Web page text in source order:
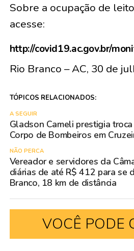
Sobre a ocupação de
acesse:
http://covid19.ac.gov.br/
Rio Branco – AC, 30 de
TÓPICOS RELACIONADOS:
A SEGUIR
Gladson Cameli prestigia
Corpo de Bombeiros em
NÃO PERCA
Vereador e servidores da
diárias de até R$ 412 para se
Branco, 18 km de distância
VOCÊ PODE